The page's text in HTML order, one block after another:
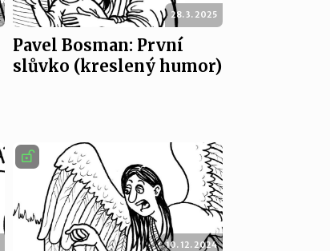
28. 3. 2025
Pavel Bosman: První
slůvko (kreslený humor)
10. 12. 2024